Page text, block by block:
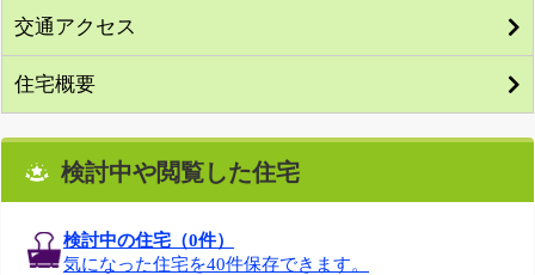
交通アクセス
住宅概要
検討中や閲覧した住宅
検討中の住宅（0件）
気になった住宅を40件保存できます。